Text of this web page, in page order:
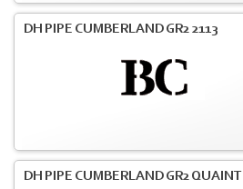
DH PIPE CUMBERLAND GR2 2113
DH PIPE CUMBERLAND GR2 QUAINT